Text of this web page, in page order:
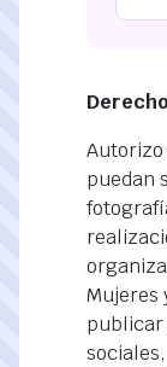
Autorizo
puedan
Mujeres
publicar